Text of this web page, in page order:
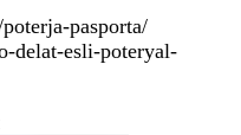
pasporta/
delat-esli-poteryal-